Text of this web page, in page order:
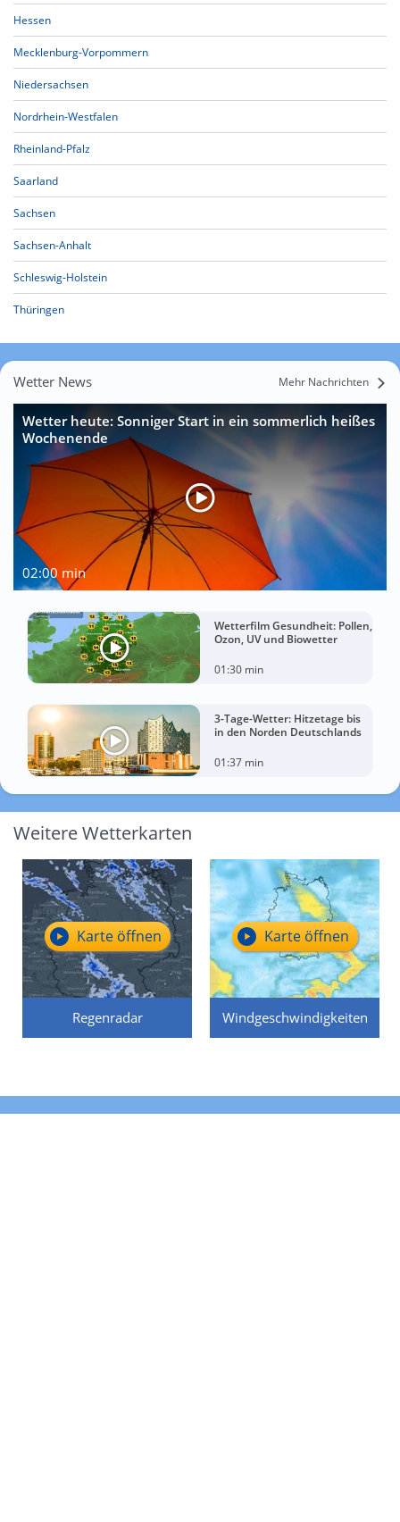
Hessen
Mecklenburg-Vorpommern
Niedersachsen
Nordrhein-Westfalen
Rheinland-Pfalz
Saarland
Sachsen
Sachsen-Anhalt
Schleswig-Holstein
Thüringen
Wetter News Mehr Nachrichten
Wetter heute: Sonniger Start in ein sommerlich heißes
Wochenende
02:00 min
Wetterfilm Gesundheit: Pollen,
Ozon, UV und Biowetter
01:30 min
3-Tage-Wetter: Hitzetage bis
in den Norden Deutschlands
01:37 min
Weitere Wetterkarten
Regenradar
Karte öffnen
Windgeschwindigkeiten
Karte öffnen